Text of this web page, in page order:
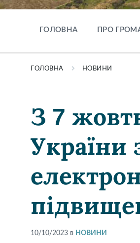
ГОЛОВНА ПРО
ГОЛОВНА НОВИНИ
З 7
України
10/10/2023 в НОВИНИ